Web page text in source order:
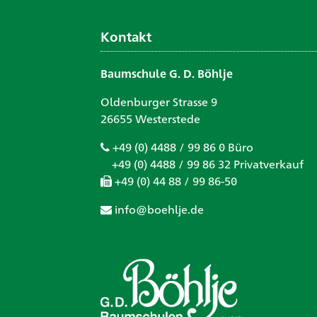
Kontakt
Baumschule G. D. Böhlje
Oldenburger Strasse 9
26655 Westerstede
+49 (0) 4488 / 99 86 0 Büro
+49 (0) 4488 / 99 86 32 Privatverkauf
+49 (0) 44 88 / 99 86-50
info@boehlje.de